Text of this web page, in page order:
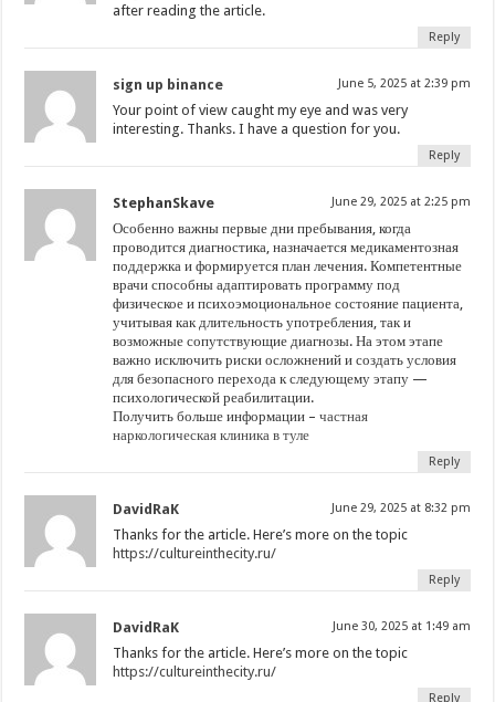
after reading the article.
Reply
sign up binance June 5, 2025 at 2:39 pm
Your point of view caught my eye and was very
interesting. Thanks. I have a question for you.
Reply
StephanSkave June 29, 2025 at 2:25 pm
Особенно важны первые дни пребывания, когда
проводится диагностика, назначается медикаментозная
поддержка и формируется план лечения. Компетентные
врачи способны адаптировать программу под
физическое и психоэмоциональное состояние пациента,
учитывая как длительность употребления, так и
возможные сопутствующие диагнозы. На этом этапе
важно исключить риски осложнений и создать условия
для безопасного перехода к следующему этапу —
психологической реабилитации.
Получить больше информации –частная
наркологическая клиника в туле
Reply
DavidRaK June 29, 2025 at 8:32 pm
Thanks for the article. Here’s more on the topic
https://cultureinthecity.ru/
Reply
DavidRaK June 30, 2025 at 1:49 am
Thanks for the article. Here’s more on the topic
https://cultureinthecity.ru/
Reply